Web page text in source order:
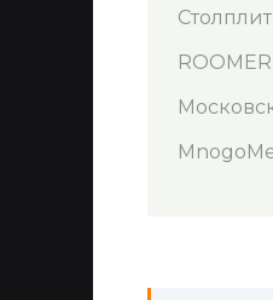
Столплит
ROOMER